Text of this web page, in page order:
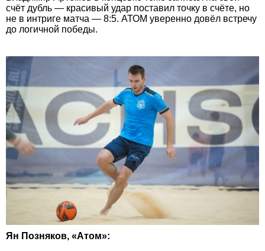
счёт дубль — красивый удар поставил точку в счёте, но
не в интриге матча — 8:5. АТОМ уверенно довёл встречу
до логичной победы.
Ян Позняков, «Атом»: